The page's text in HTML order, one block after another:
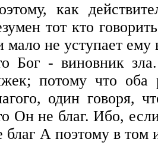
как
тот кто
мало не уступает ему
Бог - виновник
потому что оба
один говоря,
Он не благ. Ибо,
благ А поэтому в том